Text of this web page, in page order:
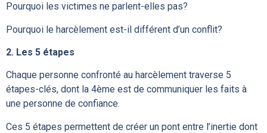
Pourquoi les victimes ne parlent-elles pas?
Pourquoi le harcèlement est-il différent d’un conflit?
2. Les 5 étapes
Chaque personne confronté au harcèlement traverse 5
étapes-clés, dont la 4ème est de communiquer les faits à
une personne de confiance.
Ces 5 étapes permettent de créer un pont entre l’inertie dont